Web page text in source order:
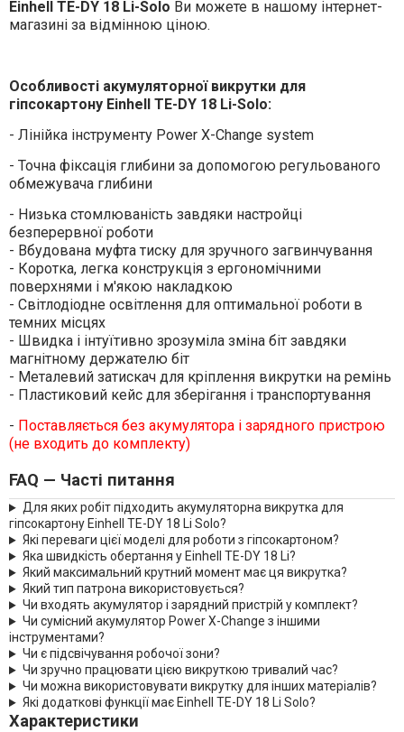
Einhell TE-DY 18 Li-Solo Ви можете в нашому інтернет-
магазині за відмінною ціною.
Особливості акумуляторної викрутки для
гіпсокартону Einhell TE-DY 18 Li-Solo:
- Лінійка інструменту Power X-Change system
- Точна фіксація глибини за допомогою регульованого
обмежувача глибини
- Низька стомлюваність завдяки настройці
безперервної роботи
- Вбудована муфта тиску для зручного загвинчування
- Коротка, легка конструкція з ергономічними
поверхнями і м'якою накладкою
- Світлодіодне освітлення для оптимальної роботи в
темних місцях
- Швидка і інтуїтивно зрозуміла зміна біт завдяки
магнітному держателю біт
- Металевий затискач для кріплення викрутки на ремінь
- Пластиковий кейс для зберігання і транспортування
- Поставляється без акумулятора і зарядного пристрою
(не входить до комплекту)
FAQ — Часті питання
Для яких робіт підходить акумуляторна викрутка для
гіпсокартону Einhell TE-DY 18 Li Solo?
Які переваги цієї моделі для роботи з гіпсокартоном?
Яка швидкість обертання у Einhell TE-DY 18 Li?
Який максимальний крутний момент має ця викрутка?
Який тип патрона використовується?
Чи входять акумулятор і зарядний пристрій у комплект?
Чи сумісний акумулятор Power X-Change з іншими
інструментами?
Чи є підсвічування робочої зони?
Чи зручно працювати цією викруткою тривалий час?
Чи можна використовувати викрутку для інших матеріалів?
Які додаткові функції має Einhell TE-DY 18 Li Solo?
Характеристики